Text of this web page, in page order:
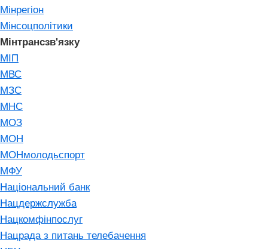
Мінрегіон
Мінсоцполітики
Мінтрансзв'язку
МІП
МВС
МЗС
МНС
МОЗ
МОН
МОНмолодьспорт
МФУ
Національний банк
Нацдержслужба
Нацкомфінпослуг
Нацрада з питань телебачення